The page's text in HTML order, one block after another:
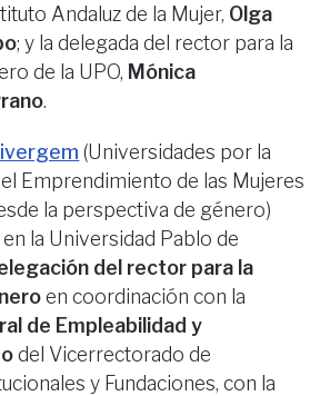
Andaluz de la Mujer, Olga
; y la delegada del rector para la
de la UPO, Mónica
.
(Universidades por la
Emprendimiento de las Mujeres
la perspectiva de género)
la Universidad Pablo de
del rector para la
en coordinación con la
de Empleabilidad y
del Vicerrectorado de
y Fundaciones, con la